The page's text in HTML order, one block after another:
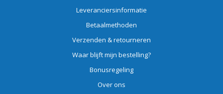
Leveranciersinformatie
Betaalmethoden
Verzenden & retourneren
Waar blijft mijn bestelling?
Bonusregeling
Over ons